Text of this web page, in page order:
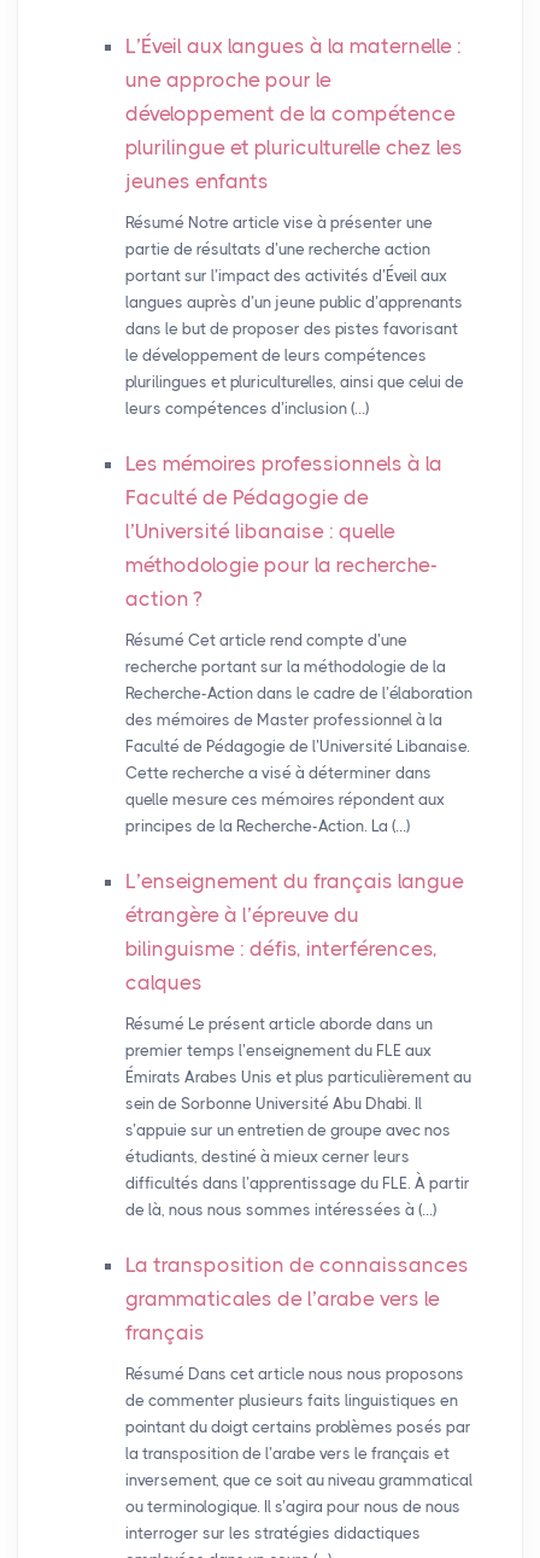
L’Éveil aux langues à la maternelle :
une approche pour le
développement de la compétence
plurilingue et pluriculturelle chez les
jeunes enfants
Résumé Notre article vise à présenter une
partie de résultats d’une recherche action
portant sur l’impact des activités d’Éveil aux
langues auprès d’un jeune public d’apprenants
dans le but de proposer des pistes favorisant
le développement de leurs compétences
plurilingues et pluriculturelles, ainsi que celui de
leurs compétences d’inclusion (…)
Les mémoires professionnels à la
Faculté de Pédagogie de
l’Université libanaise : quelle
méthodologie pour la recherche-
action ?
Résumé Cet article rend compte d’une
recherche portant sur la méthodologie de la
Recherche-Action dans le cadre de l’élaboration
des mémoires de Master professionnel à la
Faculté de Pédagogie de l’Université Libanaise.
Cette recherche a visé à déterminer dans
quelle mesure ces mémoires répondent aux
principes de la Recherche-Action. La (…)
L’enseignement du français langue
étrangère à l’épreuve du
bilinguisme : défis, interférences,
calques
Résumé Le présent article aborde dans un
premier temps l’enseignement du FLE aux
Émirats Arabes Unis et plus particulièrement au
sein de Sorbonne Université Abu Dhabi. Il
s’appuie sur un entretien de groupe avec nos
étudiants, destiné à mieux cerner leurs
difficultés dans l’apprentissage du FLE. À partir
de là, nous nous sommes intéressées à (…)
La transposition de connaissances
grammaticales de l’arabe vers le
français
Résumé Dans cet article nous nous proposons
de commenter plusieurs faits linguistiques en
pointant du doigt certains problèmes posés par
la transposition de l’arabe vers le français et
inversement, que ce soit au niveau grammatical
ou terminologique. Il s’agira pour nous de nous
interroger sur les stratégies didactiques